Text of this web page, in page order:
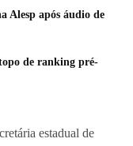
Alesp após áudio de
de ranking pré-
estadual de